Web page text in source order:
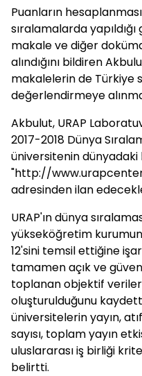
Puanların
sıralamalarda
makale ve diğer
alındığını bildiren
makalelerin de Türkiye
değerlendirmeye
Akbulut, URAP
2017-2018 Dünya
üniversitenin dünyadaki
"http://
adresinden ilan
URAP'ın dünya
yükseköğretim
12'sini temsil ettiğine
tamamen açık ve
toplanan objektif
oluşturulduğunu
üniversitelerin yayın,
sayısı, toplam yayın
uluslararası iş birliği
belirtti.